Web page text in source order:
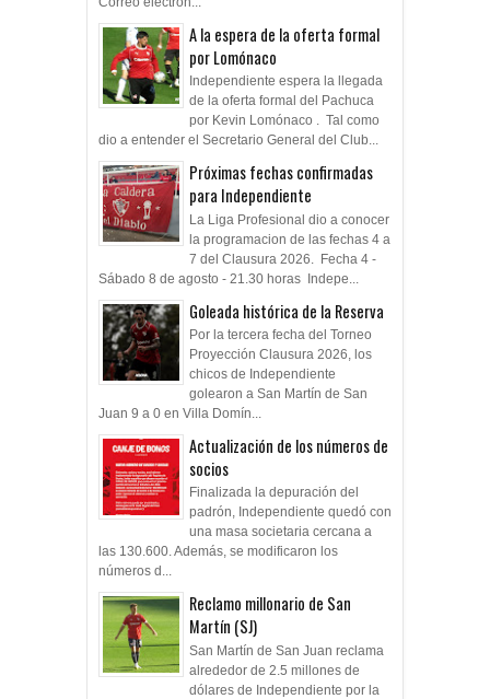
A la espera de la oferta formal
por Lomónaco
Independiente espera la llegada
de la oferta formal del Pachuca
por Kevin Lomónaco . Tal como
dio a entender el Secretario General del Club...
Próximas fechas confirmadas
para Independiente
La Liga Profesional dio a conocer
la programacion de las fechas 4 a
7 del Clausura 2026. Fecha 4 -
Sábado 8 de agosto - 21.30 horas Indepe...
Goleada histórica de la Reserva
Por la tercera fecha del Torneo
Proyección Clausura 2026, los
chicos de Independiente
golearon a San Martín de San
Juan 9 a 0 en Villa Domín...
Actualización de los números de
socios
Finalizada la depuración del
padrón, Independiente quedó con
una masa societaria cercana a
las 130.600. Además, se modificaron los
números d...
Reclamo millonario de San
Martín (SJ)
San Martín de San Juan reclama
alrededor de 2.5 millones de
dólares de Independiente por la